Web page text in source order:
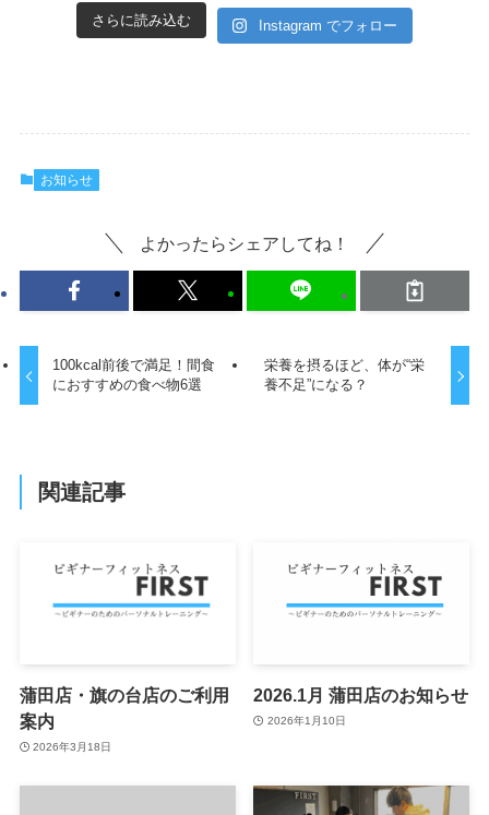
さらに読み込む Instagram でフォロー
お知らせ
よかったらシェアしてね！
100kcal前後で満足！間食
におすすめの食べ物6選
栄養を摂るほど、体が“栄
養不足”になる？
関連記事
蒲田店・旗の台店のご利用
案内
2026年3月18日
2026.1月 蒲田店のお知らせ
2026年1月10日